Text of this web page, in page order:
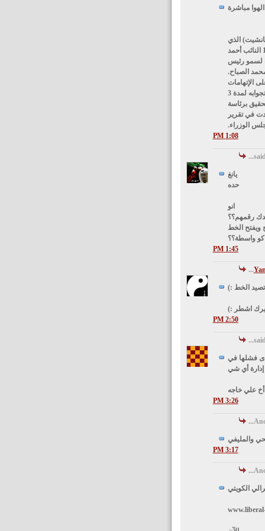
مباشرة
الذي
يعرض على قناة 'الراي' مساء اليوم 10.11.2008 النائب أحمد
لسمو رئيس
الصباح.
الإتهامات
التي وجهت له بعقد صفقة مع الحكومة نظير تأجيل إستجوابه لمدة 3
برئاسة
في تقرير
الوزراء.
1:08 PM
يانغ
حده
انو
رقمهم؟؟
ويفتح الخط
واسطة؟؟
1:45 PM
الخط :)
اشطر :)
2:50 PM
فشلها في
إدارة أي شي
علي خاجه
3:26 PM
والمليفي
3:17 PM
الكويتي